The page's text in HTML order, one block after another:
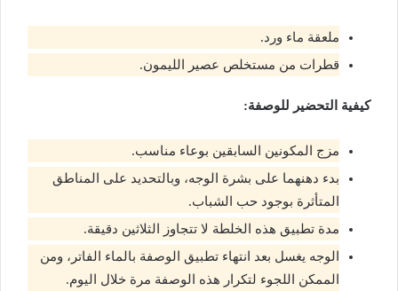
ملعقة ماء ورد.
قطرات من مستخلص عصير الليمون.
كيفية التحضير للوصفة:
مزج المكونين السابقين بوعاء مناسب.
بدء دهنهما على بشرة الوجه، وبالتحديد على المناطق
المتأثرة بوجود حب الشباب.
مدة تطبيق هذه الخلطة لا تتجاوز الثلاثين دقيقة.
الوجه يغسل بعد انتهاء تطبيق الوصفة بالماء الفاتر، ومن
الممكن اللجوء لتكرار هذه الوصفة مرة خلال اليوم.